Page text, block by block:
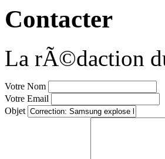
Contacter
La rÃ©daction
Votre Nom
Votre Email
Objet